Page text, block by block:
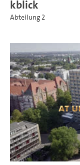
kblick
Abteilung 2